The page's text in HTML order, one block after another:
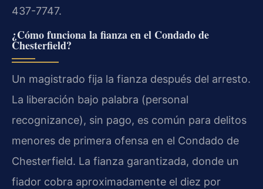
437-7747.
¿Cómo funciona la fianza en el Condado de
Chesterfield?
Un magistrado fija la fianza después del arresto.
La liberación bajo palabra (personal
recognizance), sin pago, es común para delitos
menores de primera ofensa en el Condado de
Chesterfield. La fianza garantizada, donde un
fiador cobra aproximadamente el diez por